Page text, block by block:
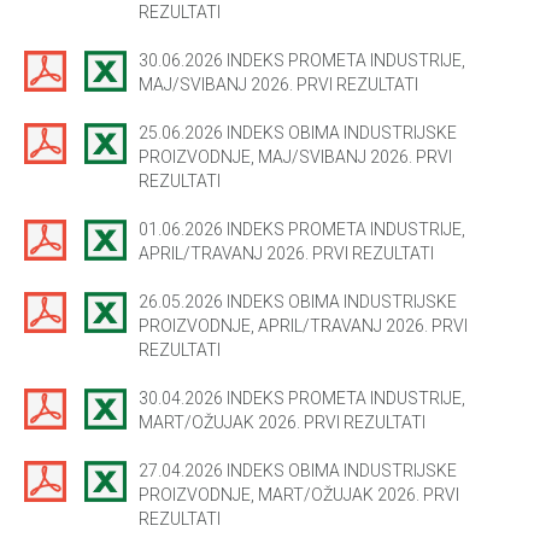
REZULTATI
30.06.2026 INDEKS PROMETA INDUSTRIJE,
MAJ/SVIBANJ 2026. PRVI REZULTATI
25.06.2026 INDEKS OBIMA INDUSTRIJSKE
PROIZVODNJE, MAJ/SVIBANJ 2026. PRVI
REZULTATI
01.06.2026 INDEKS PROMETA INDUSTRIJE,
APRIL/TRAVANJ 2026. PRVI REZULTATI
26.05.2026 INDEKS OBIMA INDUSTRIJSKE
PROIZVODNJE, APRIL/TRAVANJ 2026. PRVI
REZULTATI
30.04.2026 INDEKS PROMETA INDUSTRIJE,
MART/OŽUJAK 2026. PRVI REZULTATI
27.04.2026 INDEKS OBIMA INDUSTRIJSKE
PROIZVODNJE, MART/OŽUJAK 2026. PRVI
REZULTATI